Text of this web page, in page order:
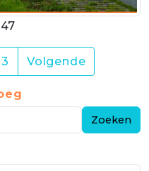
3 Volgende
Zoeken